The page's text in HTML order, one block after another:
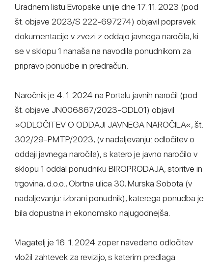
Uradnem listu Evropske unije dne 17. 11. 2023 (pod
št. objave 2023/S 222-697274) objavil popravek
dokumentacije v zvezi z oddajo javnega naročila, ki
se v sklopu 1 nanaša na navodila ponudnikom za
pripravo ponudbe in predračun.
Naročnik je 4. 1. 2024 na Portalu javnih naročil (pod
št. objave JN006867/2023-ODL01) objavil
»ODLOČITEV O ODDAJI JAVNEGA NAROČILA«, št.
302/29-PMTP/2023, (v nadaljevanju: odločitev o
oddaji javnega naročila), s katero je javno naročilo v
sklopu 1 oddal ponudniku BIROPRODAJA, storitve in
trgovina, d.o.o., Obrtna ulica 30, Murska Sobota (v
nadaljevanju: izbrani ponudnik), katerega ponudba je
bila dopustna in ekonomsko najugodnejša.
Vlagatelj je 16. 1. 2024 zoper navedeno odločitev
vložil zahtevek za revizijo, s katerim predlaga